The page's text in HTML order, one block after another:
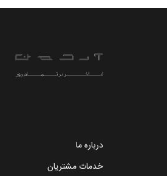
درباره ما
خدمات مشتریان